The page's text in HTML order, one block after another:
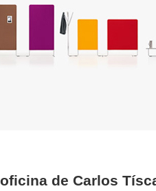
de Carlos